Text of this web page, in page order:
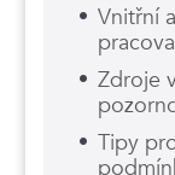
Vnitřní
Zdroje
Tipy